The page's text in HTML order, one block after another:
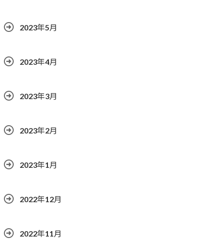
2023年5月
2023年4月
2023年3月
2023年2月
2023年1月
2022年12月
2022年11月